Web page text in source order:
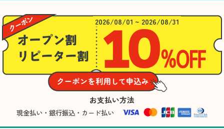
2026/08/01 ~ 2026/08/31
お支払い方法
現金払い・銀行振込・カード払い